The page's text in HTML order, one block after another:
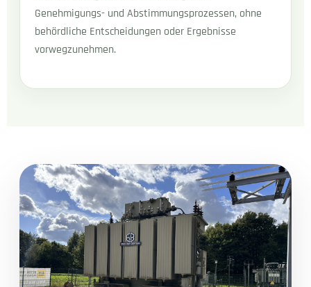
Genehmigungs- und Abstimmungsprozessen, ohne
behördliche Entscheidungen oder Ergebnisse
vorwegzunehmen.